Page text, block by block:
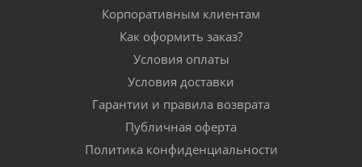
Корпоративным клиентам
Как оформить заказ?
Условия оплаты
Условия доставки
Гарантии и правила возврата
Публичная оферта
Политика конфиденциальности